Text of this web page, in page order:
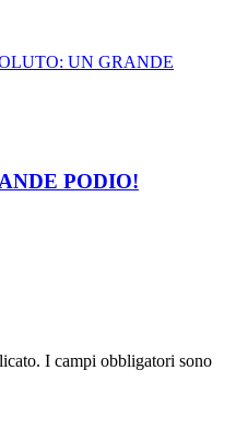
PODIO!
I campi obbligatori sono